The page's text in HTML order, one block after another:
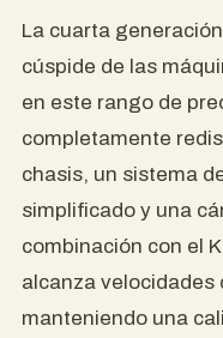
La cuarta
cúspide de las
en este rango de
completamente
chasis, un sistema
simplificado y una
combinación con el
alcanza velocidades
manteniendo una